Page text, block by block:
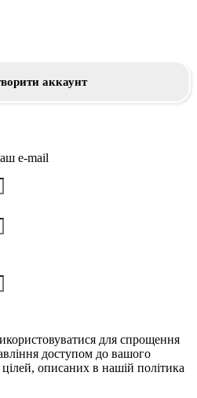
аккаунт
e-mail
для спрощення
доступом до вашого
описаних в нашій політика